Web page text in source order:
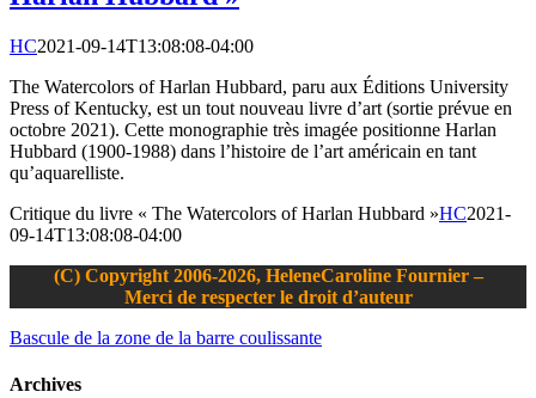
HC2021-09-14T13:08:08-04:00
The Watercolors of Harlan Hubbard, paru aux Éditions University
Press of Kentucky, est un tout nouveau livre d’art (sortie prévue en
octobre 2021). Cette monographie très imagée positionne Harlan
Hubbard (1900-1988) dans l’histoire de l’art américain en tant
qu’aquarelliste.
Critique du livre « The Watercolors of Harlan Hubbard »HC2021-
09-14T13:08:08-04:00
(C) Copyright 2006-2026, HeleneCaroline Fournier –
Merci de respecter le droit d’auteur
Bascule de la zone de la barre coulissante
Archives